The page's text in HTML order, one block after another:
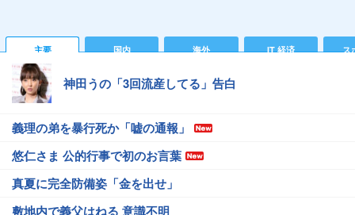
主要 国内 海外 IT 経済 ス
神田うの「3回流産してる」告白
義理の弟を暴行死か「嘘の通報」
悠仁さま 公的行事で初のお言葉
真夏に完全防備姿「金を出せ」
敷地内で義父はねる 意識不明